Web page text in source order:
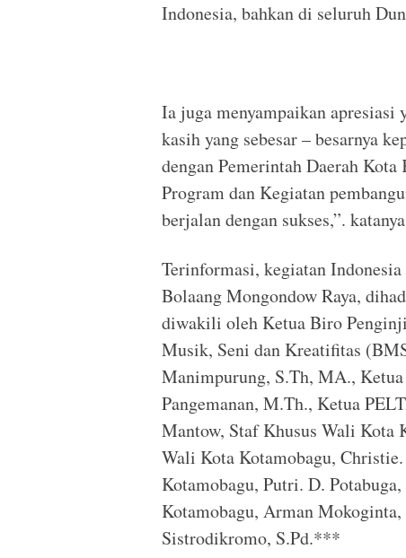
Indonesia, bahkan di seluruh
Ia juga menyampaikan
kasih yang sebesar – besarnya
dengan Pemerintah Daerah
Program dan Kegiatan
berjalan dengan sukses,”.
Terinformasi, kegiatan
Bolaang Mongondow Raya,
diwakili oleh Ketua Biro
Musik, Seni dan Kreatifitas
Manimpurung, S.Th, MA.,
Pangemanan, M.Th., Ketua
Mantow, Staf Khusus Wali Kota
Wali Kota Kotamobagu,
Kotamobagu, Putri. D.
Kotamobagu, Arman
Sistrodikromo, S.Pd.***